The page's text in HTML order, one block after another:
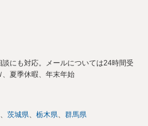
にも対応。メールについては24時間受
夏季休暇、年末年始
茨城県 栃木県 群馬県